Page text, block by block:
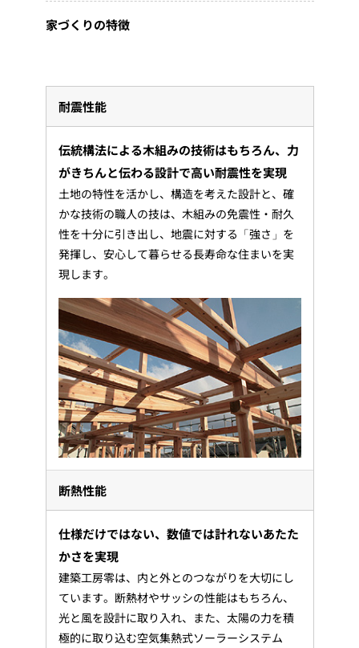
家づくりの特徴
耐震性能
伝統構法による木組みの技術はもちろん、力
がきちんと伝わる設計で高い耐震性を実現
土地の特性を活かし、構造を考えた設計と、確
かな技術の職人の技は、木組みの免震性・耐久
性を十分に引き出し、地震に対する「強さ」を
発揮し、安心して暮らせる長寿命な住まいを実
現します。
断熱性能
仕様だけではない、数値では計れないあたた
かさを実現
建築工房零は、内と外とのつながりを大切にし
ています。断熱材やサッシの性能はもちろん、
光と風を設計に取り入れ、また、太陽の力を積
極的に取り込む空気集熱式ソーラーシステム